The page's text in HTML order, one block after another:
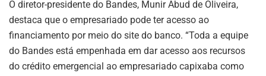
O diretor-presidente do Bandes, Munir Abud de Oliveira,
destaca que o empresariado pode ter acesso ao
financiamento por meio do site do banco. “Toda a equipe
do Bandes está empenhada em dar acesso aos recursos
do crédito emergencial ao empresariado capixaba como